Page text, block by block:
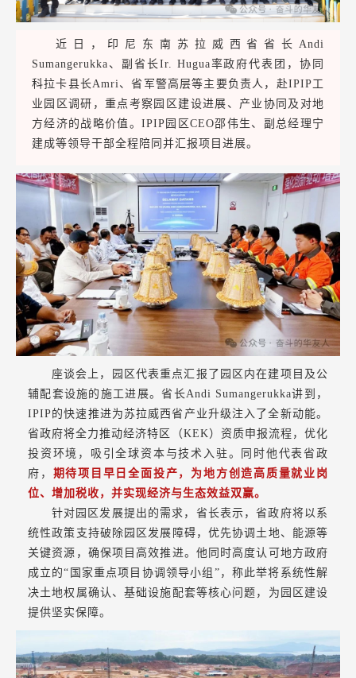
近日，印尼东南苏拉威西省省长Andi
Sumangerukka、副省长Ir. Hugua率政府代表团，协同
科拉卡县长Amri、省军警高层等主要负责人，赴IPIP工
业园区调研，重点考察园区建设进展、产业协同及对地
方经济的战略价值。IPIP园区CEO邵伟生、副总经理宁
建成等领导干部全程陪同并汇报项目进展。
座谈会上，园区代表重点汇报了园区内在建项目及公
辅配套设施的施工进展。省长Andi Sumangerukka讲到，
IPIP的快速推进为苏拉威西省产业升级注入了全新动能。
省政府将全力推动经济特区（KEK）资质申报流程，优化
投资环境，吸引全球资本与技术入驻。同时他代表省政
府， 期待项目早日全面投产，为地方创造高质量就业岗
位、增加税收，并实现经济与生态效益双赢。
针对园区发展提出的需求，省长表示，省政府将以系
统性政策支持破除园区发展障碍，优先协调土地、能源等
关键资源，确保项目高效推进。他同时高度认可地方政府
成立的“国家重点项目协调领导小组”，称此举将系统性解
决土地权属确认、基础设施配套等核心问题，为园区建设
提供坚实保障。